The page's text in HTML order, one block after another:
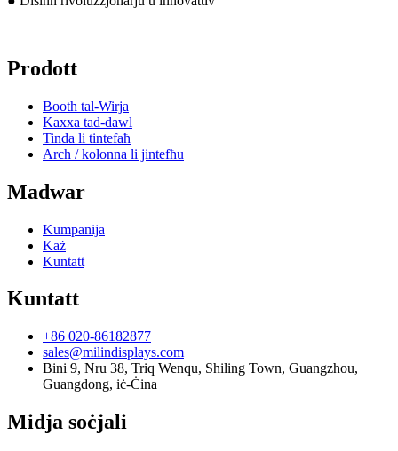
Prodott
Booth tal-Wirja
Kaxxa tad-dawl
Tinda li tintefaħ
Arch / kolonna li jintefħu
Madwar
Kumpanija
Każ
Kuntatt
Kuntatt
+86 020-86182877
sales@milindisplays.com
Bini 9, Nru 38, Triq Wenqu, Shiling Town, Guangzhou,
Guangdong, iċ-Ċina
Midja soċjali